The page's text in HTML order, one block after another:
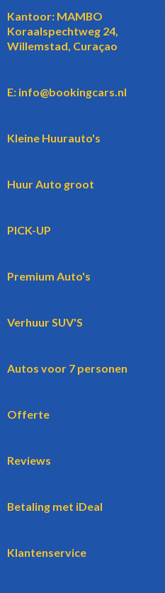
Kantoor: MAMBO
Koraalspechtweg 24,
Willemstad, Curaçao
E: info@bookingcars.nl
Kleine Huurauto's
Huur Auto groot
PICK-UP
Premium Auto's
Verhuur SUV'S
Autos voor 7 personen
Offerte
Reviews
Betaling met iDeal
Klantenservice